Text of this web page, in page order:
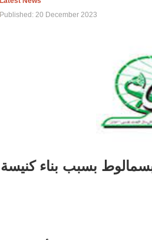
Published: 20 December 2023
بسبب بناء كنيسة